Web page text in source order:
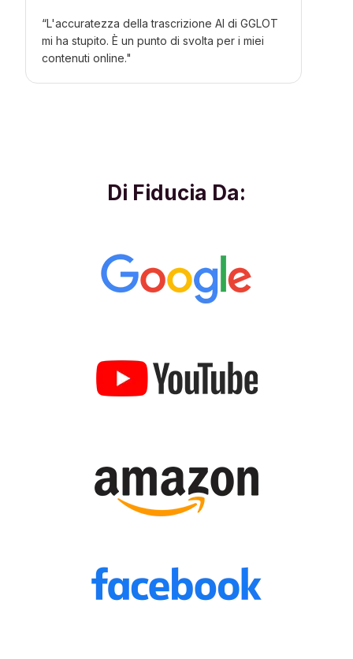
“L'accuratezza della trascrizione AI di GGLOT
mi ha stupito. È un punto di svolta per i miei
contenuti online."
Di Fiducia Da: